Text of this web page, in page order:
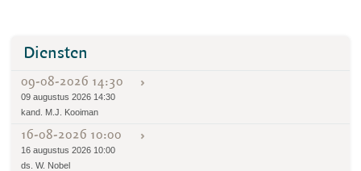
Diensten
09-08-2026 14:30
09 augustus 2026 14:30
kand. M.J. Kooiman
16-08-2026 10:00
16 augustus 2026 10:00
ds. W. Nobel